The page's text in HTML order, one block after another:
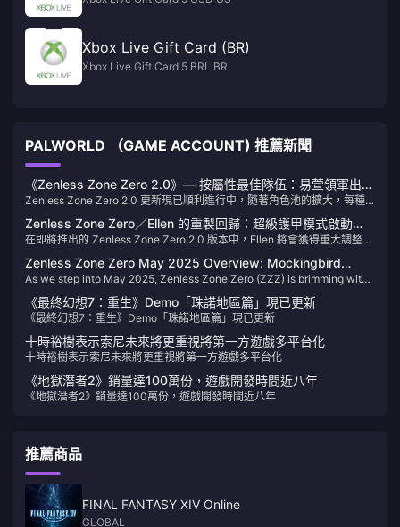
Xbox Live Gift Card (BR)
Xbox Live Gift Card 5 BRL BR
PALWORLD （GAME ACCOUNT) 推薦新聞
《Zenless Zone Zero 2.0》— 按屬性最佳隊伍：易萱領軍出
擊，Jane的回歸指日可待！
Zenless Zone Zero 2.0 更新現已順利進行中，隨著角色池的擴大，每種
屬性都能組成高度競爭力的隊伍配置。讓我們來解析目前版本中各屬性最
強的隊伍組合。
Zenless Zone Zero／Ellen 的重製回歸：超級護甲模式啟動
——重返頂尖地位！
在即將推出的 Zenless Zone Zero 2.0 版本中，Ellen 將會獲得重大調整與
於 Ellen 強化的資訊。本文將分析 Ellen 強化後的能力表現。
Zenless Zone Zero May 2025 Overview: Mockingbird
Dominance, 2.0 Preview, and Exciting Events!
As we step into May 2025, Zenless Zone Zero (ZZZ) is brimming with
activities, rewards, and significant updates. here's everything you
need to know to maximize your in-game experience this month.
《最終幻想7：重生》Demo「珠諾地區篇」現已更新
《最終幻想7：重生》Demo「珠諾地區篇」現已更新
十時裕樹表示索尼未來將更重視將第一方遊戲多平台化
十時裕樹表示索尼未來將更重視將第一方遊戲多平台化
《地獄潛者2》銷量達100萬份，遊戲開發時間近八年
《地獄潛者2》銷量達100萬份，遊戲開發時間近八年
推薦商品
FINAL FANTASY XIV Online
GLOBAL